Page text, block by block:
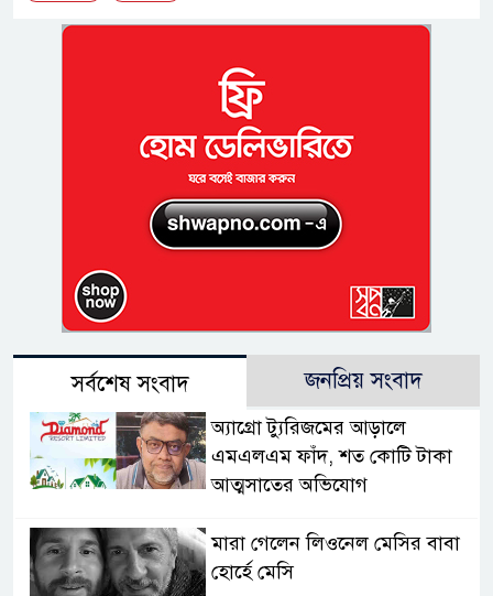
সর্বশেষ সংবাদ জনপ্রিয় সংবাদ
অ্যাগ্রো ট্যুরিজমের আড়ালে
এমএলএম ফাঁদ, শত কোটি টাকা
আত্মসাতের অভিযোগ
মারা গেলেন লিওনেল মেসির বাবা
হোর্হে মেসি